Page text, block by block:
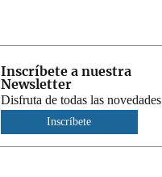
Inscríbete a nuestra
Newsletter
Disfruta de todas las novedades
Inscríbete